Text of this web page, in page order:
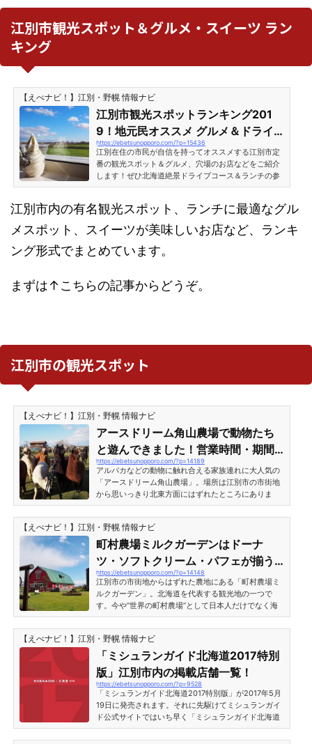
江別市観光スポット＆グルメ・スイーツ ラン
キング
【えべナビ！】江別・野幌 情報ナビ
江別市観光スポットランキング201
9！地元民オススメ グルメ＆ドライ
ブに最適なランチ スイーツ情報
https://ebetsunopporo.com/?p=15436
江別在住の市民が自信を持ってオススメする江別市定
番の観光スポット＆グルメ、穴場のお店などをご紹介
します！ぜひ北海道絶景ドライブコース＆ランチの参
考にどうぞ！記事は分かりやすいようにランキング形
スメの場所となっています。江別市の超ド定番 観光ス
ポットランキング1位 アースドリーム角山農場アルパ
カ・羊・馬・ヤギなどたくさんの動物達と触れ合える
テーマパーク「アースドリーム角山農場」。江別市の
はずれの北海道らしい絶景の中で営業しています。食
江別市内の有名観光スポット、ランチに最適なグル
メスポット、スイーツが美味しいお店など、ランキ
ング形式でまとめています。
まずは↑こちらの記事からどうぞ。
江別市の観光スポット
【えべナビ！】江別・野幌 情報ナビ
アースドリーム角山農場で動物たち
と遊んできました！営業時間・期間
情報［江別市角山］（ハワイ番組ロ
ケPart3）
https://ebetsunopporo.com/?p=14189
アルパカなどの動物に触れ合える家族連れに大人気の
「アースドリーム角山農場」。場所は江別市の市街地
から思いっきり北東方面にはずれたところにありま
す。今回はテレビ番組の撮影ロケに同行する形で訪れ
ました！どんな動物たちと触れ合えるのか？アースド
リーム角山農場の中をレポートします！アルパカもい
る動物たちの楽園 アースドリーム角山農場に行ってみ
た！アースドリーム角山農場の駐車場から出入口方面
を見たところ。アースドリームはある程度の場所は無
料で自由に入れて、動物のいる施設内や遊戯施設に入
るときだけ入場料が...
【えべナビ！】江別・野幌 情報ナビ
町村農場ミルクガーデンはドーナ
ツ・ソフトクリーム・パフェが揃う
スイーツ天国！［江別市篠津］（ハ
ワイ番組ロケPart2）
https://ebetsunopporo.com/?p=14148
江別市の市街地からはずれた農地にある「町村農場ミ
ルクガーデン」。北海道を代表する観光地の一つで
す。今や”世界の町村農場”として日本人だけでなく海
外の観光客にも圧倒的な人気。そんな町村農場ミルク
ガーデンの現在（2018年11月）の様子と、ドーナツ・
パフェのメニュー価格などをご紹介します。海外も注
目の町村農場ミルクガーデン前回、EBRIの「兎に角」
にてハワイの番組が撮影ロケをしているという話をさ
せていただきましたが、なんとそのまま私も撮影に同
行させて頂きました！そんなわけで、町村農場ミルク
ガーデンの前で撮影...
【えべナビ！】江別・野幌 情報ナビ
「ミシュランガイド北海道2017特別
版」江別市内の掲載店舗一覧！
https://ebetsunopporo.com/?p=9528
「ミシュランガイド北海道2017特別版」が2017年5月
19日に発売されます。それに先駆けてミシュランガイ
ド公式サイトではいち早く「ミシュランガイド北海道
2017特別版」掲載店舗の全リストが公開されました。
ここでは公式サイトの店舗リストに掲載された「江別